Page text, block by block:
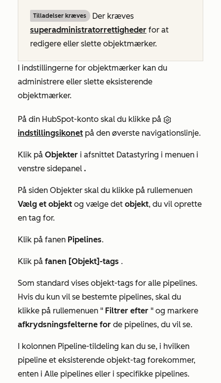
Tilladelser kræves
Der kræves
superadministratorrettigheder for at
redigere eller slette objektmærker.
I indstillingerne for objektmærker kan du
administrere eller slette eksisterende
objektmærker.
På din HubSpot-konto skal du klikke på
indstillingsikonet på den øverste navigationslinje.
Klik på Objekter i afsnittet Datastyring i menuen i
venstre sidepanel .
På siden Objekter skal du klikke på rullemenuen
Vælg et objekt og vælge det objekt, du vil oprette
en tag for.
Klik på fanen Pipelines.
Klik på fanen [Objekt]-tags .
Som standard vises objekt-tags for alle pipelines.
Hvis du kun vil se bestemte pipelines, skal du
klikke på rullemenuen " Filtrer efter " og markere
afkrydsningsfelterne for de pipelines, du vil se.
I kolonnen Pipeline-tildeling kan du se, i hvilken
pipeline et eksisterende objekt-tag forekommer,
enten i Alle pipelines eller i specifikke pipelines.